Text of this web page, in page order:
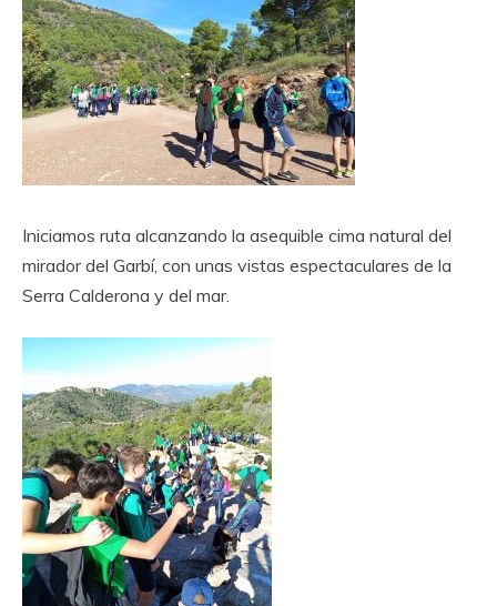
Iniciamos ruta alcanzando la asequible cima natural del
mirador del Garbí, con unas vistas espectaculares de la
Serra Calderona y del mar.